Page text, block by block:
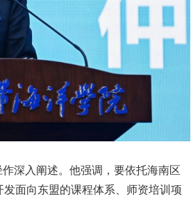
深入阐述。他强调，要依托海南区
面向东盟的课程体系、师资培训项